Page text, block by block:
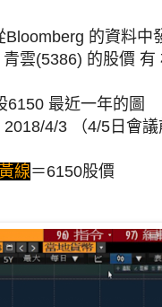
的資料中
雲(5386) 的股價 有
6150 最近一年的圖
4/3 （4/5日會議
黃線＝6150股價